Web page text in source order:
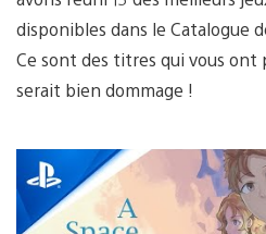
disponibles dans le Catalogue
Ce sont des titres qui vous
serait bien dommage !